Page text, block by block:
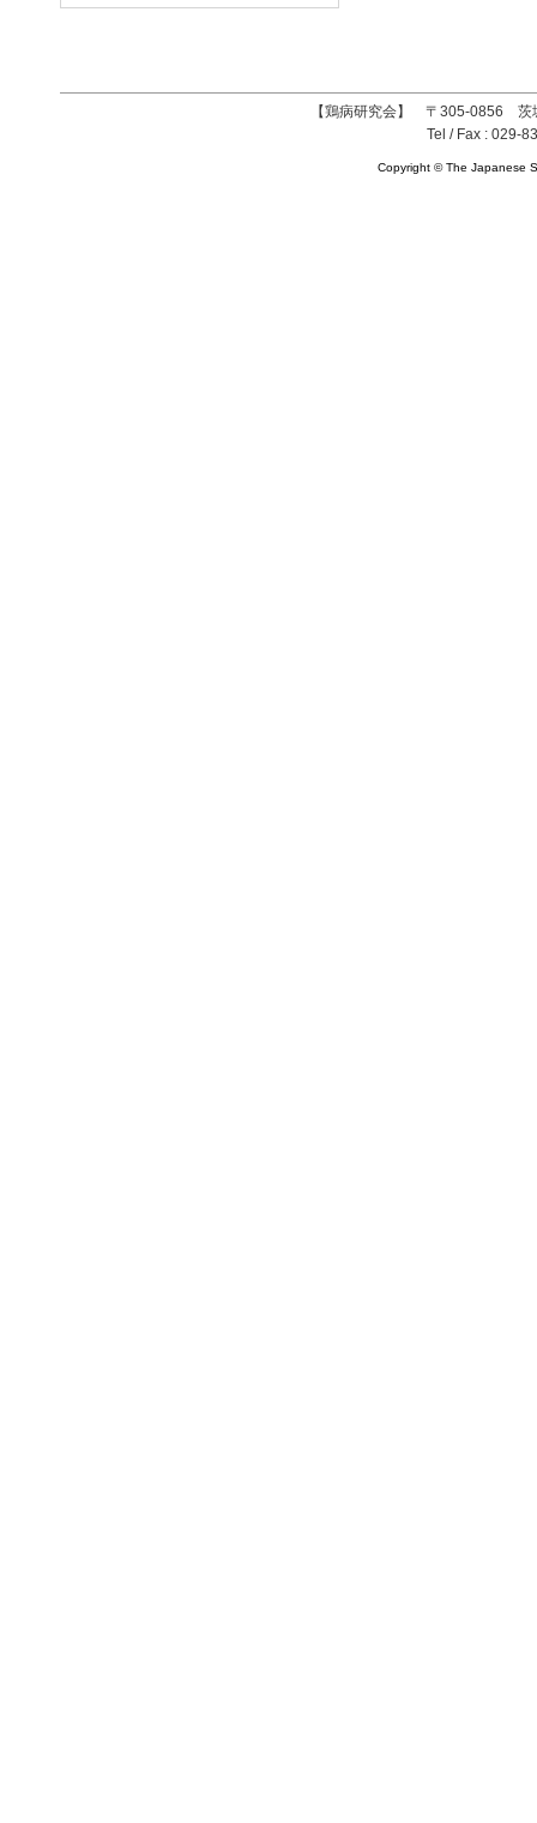
【鶏病研究会】 〒305-0856 茨
Tel / Fax : 029-
Copyright © The Japanese